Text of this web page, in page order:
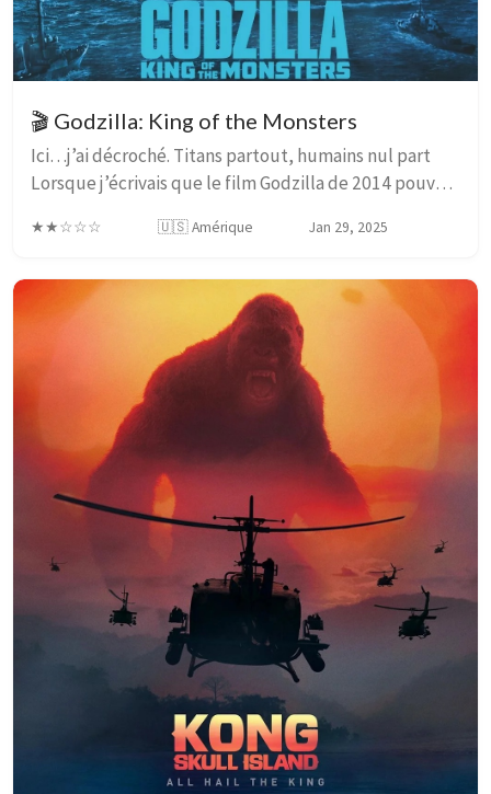
🎬 Godzilla: King of the Monsters
Ici…j’ai décroché. Titans partout, humains nul part
Lorsque j’écrivais que le film Godzilla de 2014 pouvait
tant le drame vécu par cette fami...
★★☆☆☆ 🇺🇸 Amérique Jan 29, 2025